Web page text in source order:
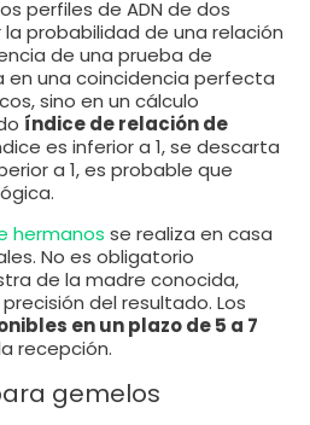
perfiles de ADN de dos
probabilidad de una relación
de una prueba de
en una coincidencia perfecta
sino en un cálculo
índice de relación de
es inferior a 1, se descarta
a 1, es probable que
hermanos se realiza en casa
No es obligatorio
de la madre conocida,
del resultado. Los
en un plazo de 5 a 7
recepción.
gemelos